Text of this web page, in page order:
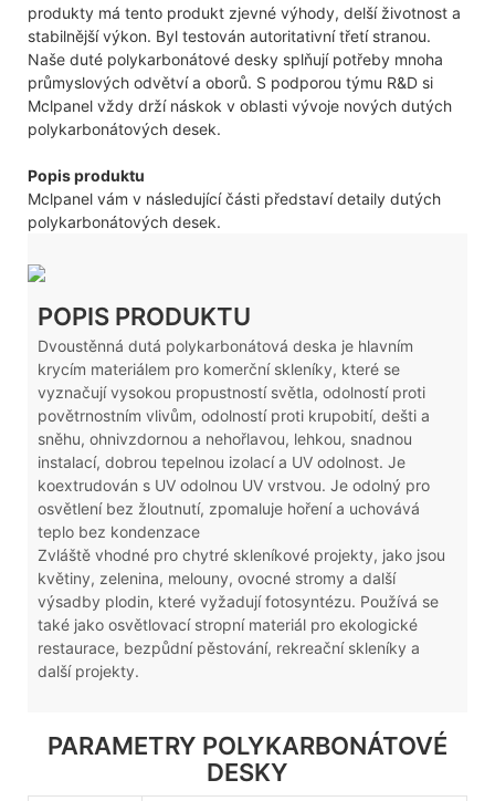
produkty má tento produkt zjevné výhody, delší životnost a
stabilnější výkon. Byl testován autoritativní třetí stranou.
Naše duté polykarbonátové desky splňují potřeby mnoha
průmyslových odvětví a oborů. S podporou týmu R&D si
Mclpanel vždy drží náskok v oblasti vývoje nových dutých
polykarbonátových desek.
Popis produktu
Mclpanel vám v následující části představí detaily dutých
polykarbonátových desek.
POPIS PRODUKTU
Dvoustěnná dutá polykarbonátová deska je hlavním
krycím materiálem pro komerční skleníky, které se
vyznačují vysokou propustností světla, odolností proti
povětrnostním vlivům, odolností proti krupobití, dešti a
sněhu, ohnivzdornou a nehořlavou, lehkou, snadnou
instalací, dobrou tepelnou izolací a UV odolnost. Je
koextrudován s UV odolnou UV vrstvou. Je odolný pro
osvětlení bez žloutnutí, zpomaluje hoření a uchovává
teplo bez kondenzace
Zvláště vhodné pro chytré skleníkové projekty, jako jsou
květiny, zelenina, melouny, ovocné stromy a další
výsadby plodin, které vyžadují fotosyntézu. Používá se
také jako osvětlovací stropní materiál pro ekologické
restaurace, bezpůdní pěstování, rekreační skleníky a
další projekty.
PARAMETRY POLYKARBONÁTOVÉ
DESKY